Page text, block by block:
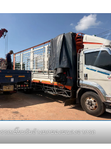
รถเฮี๊ยบรับจ้างยกของขนลงจากรถ